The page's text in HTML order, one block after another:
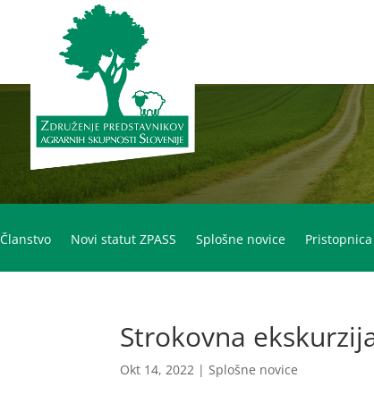
Članstvo Novi statut ZPASS Splošne novice Pristopnica
Strokovna
Okt 14, 2022 |Splošne novice